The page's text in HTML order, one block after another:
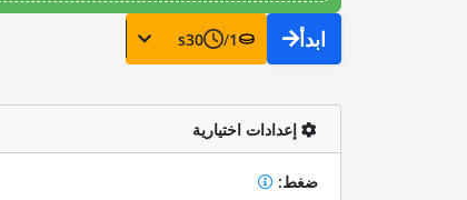
ابدأ 1
/
30
s
إعدادات اختيارية
ضغط: